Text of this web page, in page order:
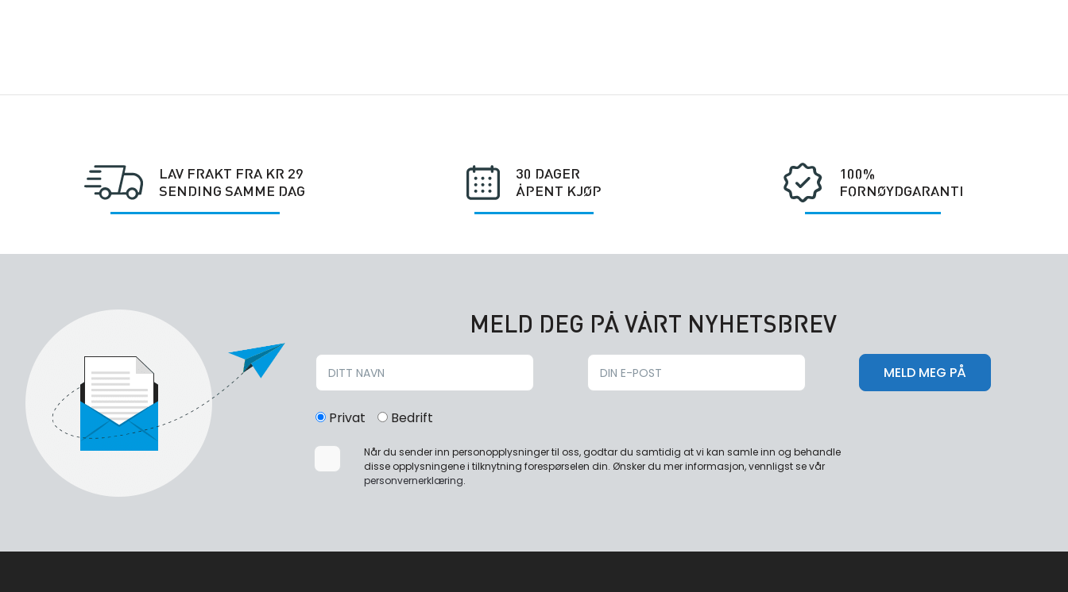
LAV FRAKT FRA KR 29
SENDING SAMME DAG
30 DAGER
ÅPENT KJØP
100%
FORNØYDGARANTI
MELD DEG PÅ VÅRT NYHETSBREV
Privat Bedrift
Når du sender inn personopplysninger til oss, godtar du samtidig at vi kan samle inn og behandle
disse opplysningene i tilknytning forespørselen din. Ønsker du mer informasjon, vennligst se vår
personvernerklæring.